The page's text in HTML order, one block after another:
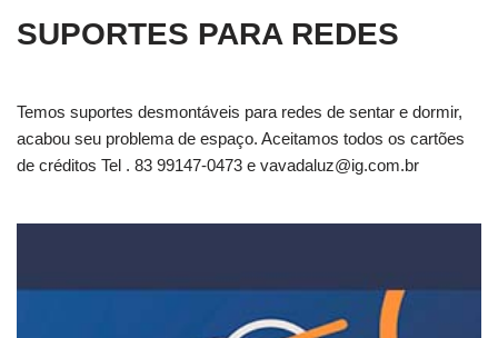
SUPORTES PARA REDES
Temos suportes desmontáveis para redes de sentar e dormir,
acabou seu problema de espaço. Aceitamos todos os cartões
de créditos Tel . 83 99147-0473 e vavadaluz@ig.com.br